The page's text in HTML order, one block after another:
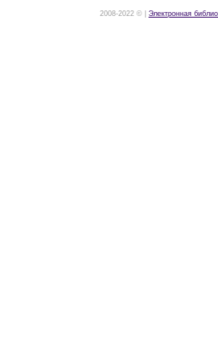
2008-2022 © | Электронная